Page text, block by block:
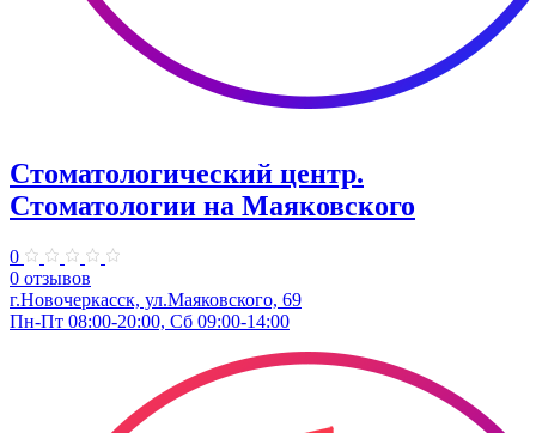
Стоматологический центр.
Стоматологии на Маяковского
0
0 отзывов
г.Новочеркасск, ул.Маяковского, 69
Пн-Пт 08:00-20:00, Сб 09:00-14:00